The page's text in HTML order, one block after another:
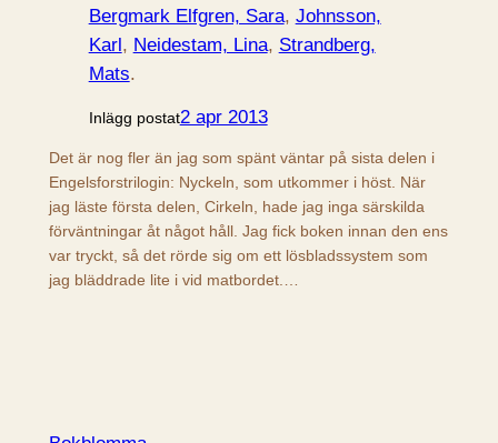
Bergmark Elfgren, Sara, Johnsson,
Karl , Neidestam, Lina, Strandberg,
Mats.
Inlägg postat2 apr 2013
Det är nog fler än jag som spänt väntar på sista delen i
Engelsforstrilogin: Nyckeln, som utkommer i höst. När
jag läste första delen, Cirkeln, hade jag inga särskilda
förväntningar åt något håll. Jag fick boken innan den ens
var tryckt, så det rörde sig om ett lösbladssystem som
jag bläddrade lite i vid matbordet.…